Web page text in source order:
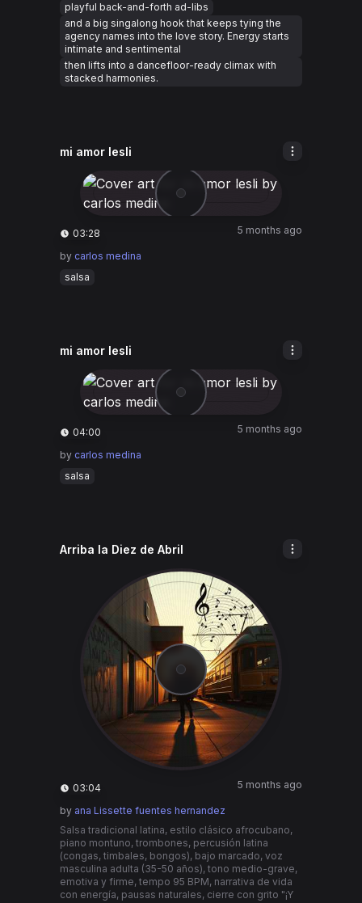
playful back-and-forth ad-libs
and a big singalong hook that keeps tying the
agency names into the love story. Energy starts
intimate and sentimental
then lifts into a dancefloor-ready climax with
stacked harmonies.
mi amor lesli
03:28 5 months ago
by carlos medina
salsa
mi amor lesli
04:00 5 months ago
by carlos medina
salsa
Arriba la Diez de Abril
03:04 5 months ago
by ana Lissette fuentes hernandez
Salsa tradicional latina, estilo clásico afrocubano,
piano montuno, trombones, percusión latina
(congas, timbales, bongos), bajo marcado, voz
masculina adulta (35-50 años), tono medio-grave,
emotiva y firme, tempo 95 BPM, narrativa de vida
con energía, pausas naturales, cierre con grito "¡Y